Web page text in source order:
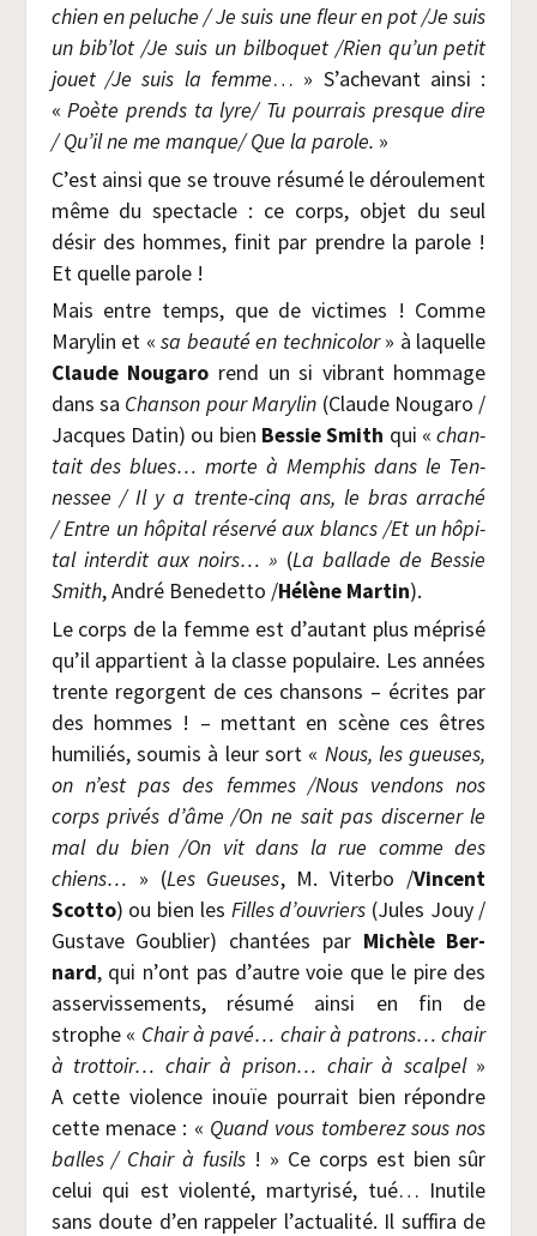
chien en peluche / Je suis une fleur en pot /​Je suis
un bib’­lot /​Je suis un bil­bo­quet /​Rien qu’un petit
jouet /​Je suis la femme… » S’achevant ain­si :
«Poète prends ta lyre/ Tu pour­rais presque dire
/ Qu’il ne me manque/ Que la parole. »
C’est ain­si que se trouve résu­mé le dérou­le­ment
même du spec­tacle : ce corps, objet du seul
désir des hommes, finit par prendre la parole !
Et quelle parole !
Mais entre temps, que de vic­times ! Comme
Mary­lin et «sa beau­té en tech­ni­co­lor» à laquelle
Claude Nou­ga­ro rend un si vibrant hom­mage
dans sa Chan­son pour Mary­lin (Claude Nou­ga­ro /​
Jacques Datin) ou bien Bes­sie Smith qui «chan­
tait des blues… morte à Mem­phis dans le Ten­
nes­see / Il y a trente-cinq ans, le bras arra­ché
/ Entre un hôpi­tal réser­vé aux blancs /​Et un hôpi­
tal inter­dit aux noirs… » (La bal­lade de Bes­sie
Smith, André Bene­det­to /​Hélène Mar­tin).
Le corps de la femme est d’autant plus mépri­sé
qu’il appar­tient à la classe popu­laire. Les années
trente regorgent de ces chan­sons – écrites par
des hommes ! – met­tant en scène ces êtres
humi­liés, sou­mis à leur sort « Nous, les gueuses,
on n’est pas des femmes /​Nous ven­dons nos
corps pri­vés d’âme /​On ne sait pas dis­cer­ner le
mal du bien /​On vit dans la rue comme des
chiens… » (Les Gueuses, M. Viter­bo /​Vincent
Scot­to) ou bien les Filles d’ouvriers (Jules Jouy /​
Gus­tave Gou­blier) chan­tées par Michèle Ber­
nard, qui n’ont pas d’autre voie que le pire des
asser­vis­se­ments, résu­mé ain­si en fin de
strophe « Chair à pavé… chair à patrons… chair
à trot­toir… chair à pri­son… chair à scal­pel»
A cette vio­lence inouïe pour­rait bien répondre
cette menace : « Quand vous tom­be­rez sous nos
balles / Chair à fusils ! » Ce corps est bien sûr
celui qui est vio­len­té, mar­ty­ri­sé, tué… Inutile
sans doute d’en rap­pe­ler l’actualité. Il suf­fi­ra de